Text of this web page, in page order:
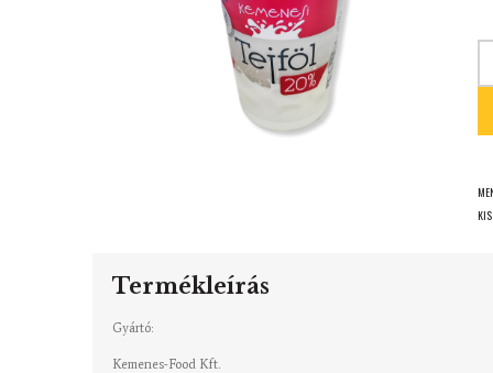
Termékleírás
Gyártó:
Kemenes-Food Kft.